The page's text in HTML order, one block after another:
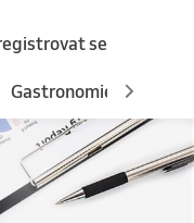
se
Gastronomie